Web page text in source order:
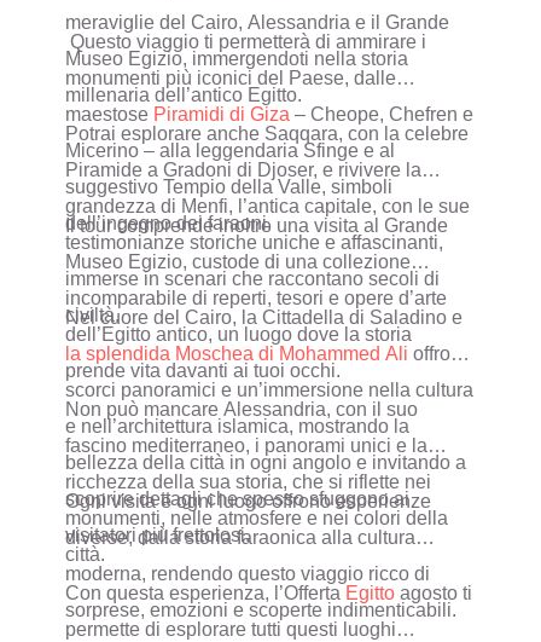
meraviglie del Cairo, Alessandria e il Grande
Museo Egizio, immergendoti nella storia
millenaria dell’antico Egitto.
Questo viaggio ti permetterà di ammirare i
monumenti più iconici del Paese, dalle
maestose Piramidi di Giza – Cheope, Chefren e
Micerino – alla leggendaria Sfinge e al
suggestivo Tempio della Valle, simboli
dell’ingegno dei faraoni.
Potrai esplorare anche Saqqara, con la celebre
Piramide a Gradoni di Djoser, e rivivere la
grandezza di Menfi, l’antica capitale, con le sue
testimonianze storiche uniche e affascinanti,
immerse in scenari che raccontano secoli di
civiltà.
Il tour comprende inoltre una visita al Grande
Museo Egizio, custode di una collezione
incomparabile di reperti, tesori e opere d’arte
dell’Egitto antico, un luogo dove la storia
prende vita davanti ai tuoi occhi.
Nel cuore del Cairo, la Cittadella di Saladino e
la splendida Moschea di Mohammed Ali offrono
scorci panoramici e un’immersione nella cultura
e nell’architettura islamica, mostrando la
bellezza della città in ogni angolo e invitando a
scoprire dettagli che spesso sfuggono ai
visitatori più frettolosi.
Non può mancare Alessandria, con il suo
fascino mediterraneo, i panorami unici e la
ricchezza della sua storia, che si riflette nei
monumenti, nelle atmosfere e nei colori della
città.
Ogni visita e ogni luogo offrono esperienze
diverse, dalla storia faraonica alla cultura
moderna, rendendo questo viaggio ricco di
sorprese, emozioni e scoperte indimenticabili.
Con questa esperienza, l’Offerta Egitto agosto ti
permette di esplorare tutti questi luoghi